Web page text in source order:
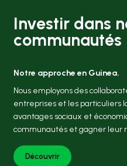
Investir dans
communautés
Notre approche en Guinea.
Nous employons des
entreprises et les particuliers
avantages sociaux et
communautés et gagner leur
Découvrir